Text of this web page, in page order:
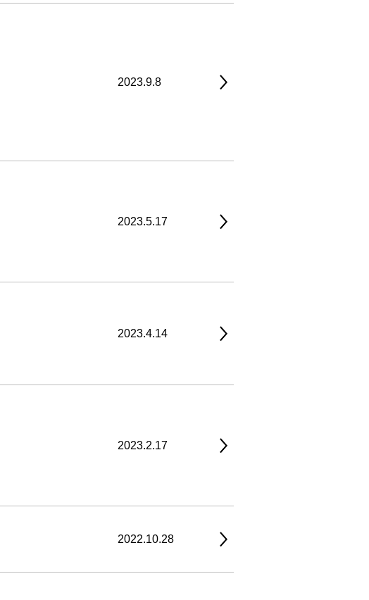
2023.9.8
2023.5.17
2023.4.14
2023.2.17
2022.10.28